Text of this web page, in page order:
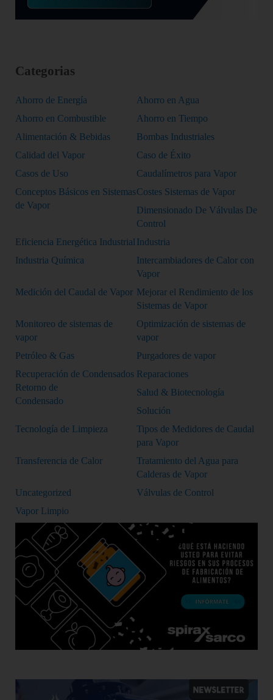
Categorias
Ahorro de Energía
Ahorro en Agua
Ahorro en Combustible
Ahorro en Tiempo
Alimentación & Bebidas
Bombas Industriales
Calidad del Vapor
Caso de Éxito
Casos de Uso
Caudalímetros para Vapor
Conceptos Básicos en Sistemas
de Vapor
Costes Sistemas de Vapor
Dimensionado De Válvulas De
Control
Eficiencia Energética Industrial Industria
Industria Química
Intercambiadores de Calor con
Vapor
Medición del Caudal de Vapor Mejorar el Rendimiento de los
Sistemas de Vapor
Monitoreo de sistemas de
vapor
Optimización de sistemas de
vapor
Petróleo & Gas
Purgadores de vapor
Recuperación de Condensados
Retorno de
Condensado
Reparaciones
Salud & Biotecnología
Solución
Tecnología de Limpieza
Tipos de Medidores de Caudal
para Vapor
Transferencia de Calor
Tratamiento del Agua para
Calderas de Vapor
Uncategorized
Válvulas de Control
Vapor Limpio